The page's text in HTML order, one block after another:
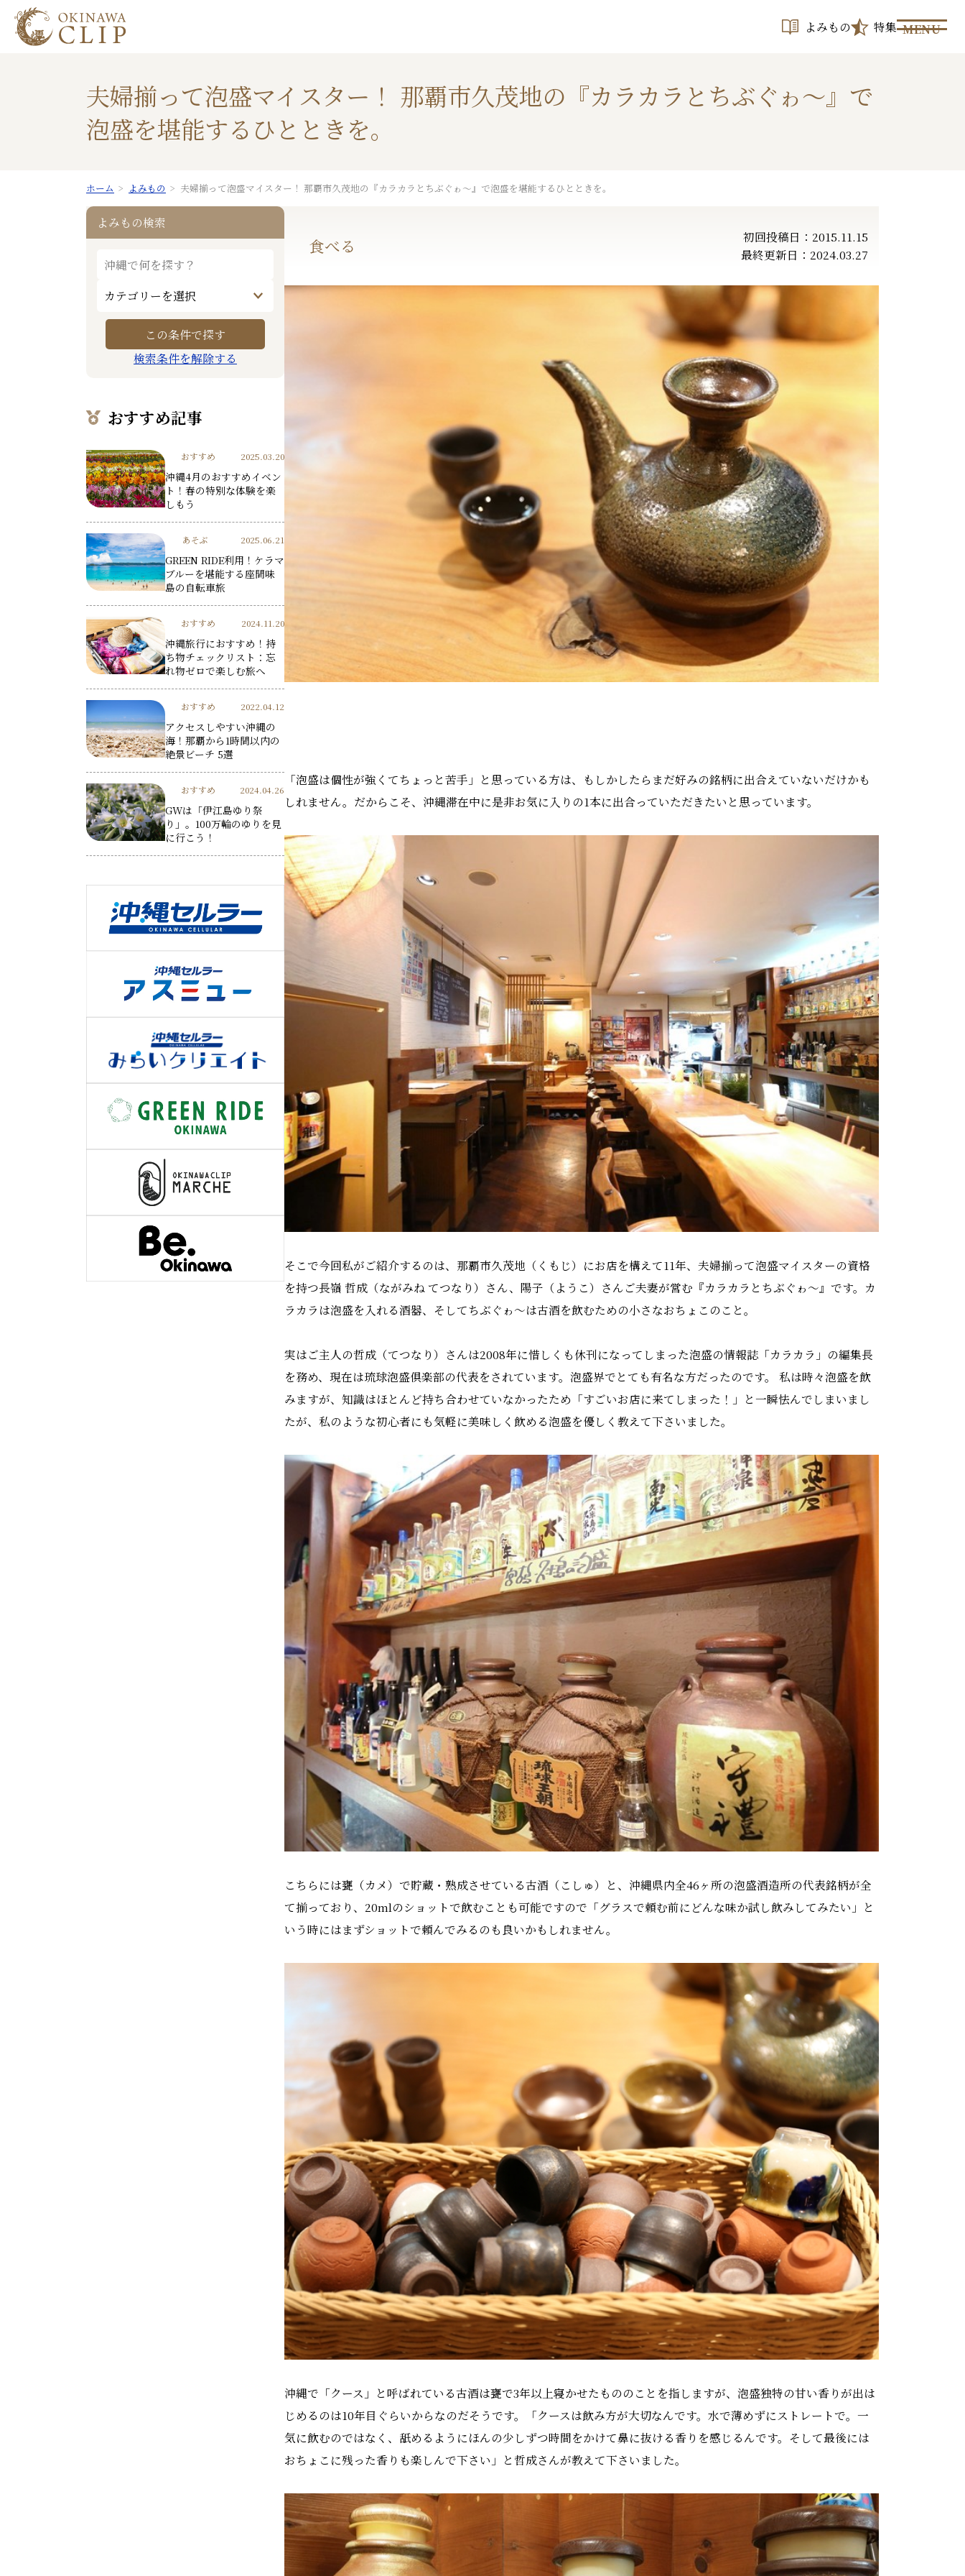
よみもの 特集 MENU
夫婦揃って泡盛マイスター！ 那覇市久茂地の『カラカラとちぶぐゎ～』で
泡盛を堪能するひとときを。
ホーム よみもの 夫婦揃って泡盛マイスター！ 那覇市久茂地の『カラカラとちぶぐゎ～』で泡盛を堪能するひとときを。
食べる
初回投稿日：2015.11.15
最終更新日：2024.03.27
「泡盛は個性が強くてちょっと苦手」と思っている方は、もしかしたらまだ好みの銘柄に出合えていないだけかも
しれません。だからこそ、沖縄滞在中に是非お気に入りの1本に出合っていただきたいと思っています。
そこで今回私がご紹介するのは、那覇市久茂地（くもじ）にお店を構えて11年、夫婦揃って泡盛マイスターの資格
を持つ長嶺 哲成（ながみね てつなり）さん、陽子（ようこ）さんご夫妻が営む『カラカラとちぶぐゎ～』です。カ
ラカラは泡盛を入れる酒器、そしてちぶぐゎ～は古酒を飲むための小さなおちょこのこと。
実はご主人の哲成（てつなり）さんは2008年に惜しくも休刊になってしまった泡盛の情報誌「カラカラ」の編集長
を務め、現在は琉球泡盛倶楽部の代表をされています。泡盛界でとても有名な方だったのです。 私は時々泡盛を飲
みますが、知識はほとんど持ち合わせていなかったため「すごいお店に来てしまった！」と一瞬怯んでしまいまし
たが、私のような初心者にも気軽に美味しく飲める泡盛を優しく教えて下さいました。
こちらには甕（カメ）で貯蔵・熟成させている古酒（こしゅ）と、沖縄県内全46ヶ所の泡盛酒造所の代表銘柄が全
て揃っており、20mlのショットで飲むことも可能ですので「グラスで頼む前にどんな味か試し飲みしてみたい」と
いう時にはまずショットで頼んでみるのも良いかもしれません。
沖縄で「クース」と呼ばれている古酒は甕で3年以上寝かせたもののことを指しますが、泡盛独特の甘い香りが出は
じめるのは10年目ぐらいからなのだそうです。「クースは飲み方が大切なんです。水で薄めずにストレートで。一
気に飲むのではなく、舐めるようにほんの少しずつ時間をかけて鼻に抜ける香りを感じるんです。そして最後には
おちょこに残った香りも楽しんで下さい」と哲成さんが教えて下さいました。
よみもの検索
検索条件を解除する
おすすめ記事
おすすめ 2025.03.20
沖縄4月のおすすめイベン
ト！春の特別な体験を楽
しもう
あそぶ 2025.06.21
GREEN RIDE利用！ケラマ
ブルーを堪能する座間味
島の自転車旅
おすすめ 2024.11.20
沖縄旅行におすすめ！持
ち物チェックリスト：忘
れ物ゼロで楽しむ旅へ
おすすめ 2022.04.12
アクセスしやすい沖縄の
海！那覇から1時間以内の
絶景ビーチ 5選
おすすめ 2024.04.26
GWは「伊江島ゆり祭
り」。100万輪のゆりを見
に行こう！